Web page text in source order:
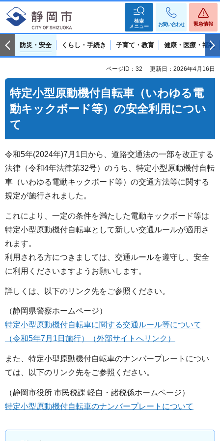
検索
メニュー
お問い合わせ 緊急情報
防災・安全 くらし・手続き 子育て・教育 健康・医療・福祉
ページID：32 更新日：2026年4月16日
特定小型原動機付自転車（いわゆる電
動キックボード等）の安全利用につい
て
令和5年(2024年)7月1日から、道路交通法の一部を改正する
法律（令和4年法律第32号）のうち、特定小型原動機付自転
車（いわゆる電動キックボード等）の交通方法等に関する
規定が施行されました。
これにより、一定の条件を満たした電動キックボード等は
特定小型原動機付自転車として新しい交通ルールが適用さ
れます。
利用される方につきましては、交通ルールを遵守し、安全
に利用くださいますようお願いします。
詳しくは、以下のリンク先をご参照ください。
（静岡県警察ホームページ）
特定小型原動機付自転車に関する交通ルール等について
（令和5年7月1日施行）（外部サイトへリンク）
また、特定小型原動機付自転車のナンバープレートについ
ては、以下のリンク先をご参照ください。
（静岡市役所 市民税課 軽自・諸税係ホームページ）
特定小型原動機付自転車のナンバープレートについて